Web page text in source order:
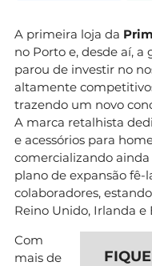
A primeira loja da
no Porto e, desde aí,
parou de investir no
altamente
trazendo um novo
A marca retalhista
e acessórios para
comercializando ainda
plano de expansão fê-
colaboradores,
Reino Unido, Irlanda e
Com
mais de